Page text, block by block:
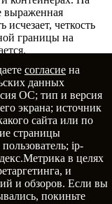
выраженная
исчезает, четкость
границы на
согласие на
данных
ОС; тип и версия
экрана; источник
сайта или по
страницы
ip-
в целях
и
и обзоров. Если вы
покиньте